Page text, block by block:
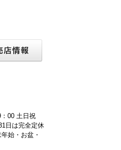
00 土日祝
日は完全定休
始・お盆・